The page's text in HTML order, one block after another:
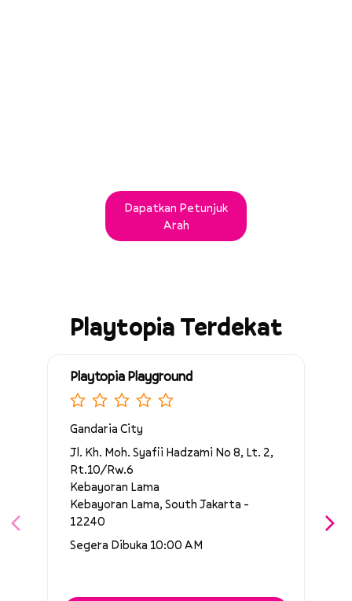
Dapatkan Petunjuk
Arah
Playtopia Terdekat
Playtopia Playground
Gandaria City
Jl. Kh. Moh. Syafii Hadzami No 8, Lt. 2,
Rt.10/Rw.6
Kebayoran Lama
Kebayoran Lama, South Jakarta -
12240
Segera Dibuka 10:00 AM